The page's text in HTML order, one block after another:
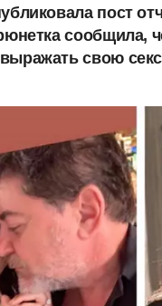
пост
сообщила,
свою